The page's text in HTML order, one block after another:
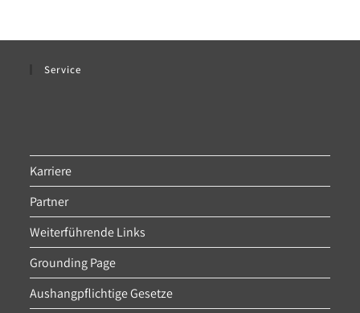
Service
Karriere
Partner
Weiterführende Links
Grounding Page
Aushangpflichtige Gesetze